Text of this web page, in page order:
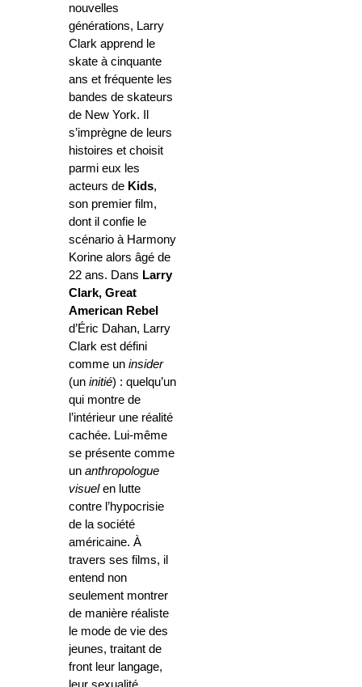
nouvelles
générations, Larry
Clark apprend le
skate à cinquante
ans et fréquente les
bandes de skateurs
de New York. Il
s’imprègne de leurs
histoires et choisit
parmi eux les
acteurs de Kids,
son premier film,
dont il confie le
scénario à Harmony
Korine alors âgé de
22 ans. Dans Larry
Clark, Great
American Rebel
d’Éric Dahan, Larry
Clark est défini
comme un insider
(un initié) : quelqu’un
qui montre de
l’intérieur une réalité
cachée. Lui-même
se présente comme
un anthropologue
visuelen lutte
contre l’hypocrisie
de la société
américaine. À
travers ses films, il
entend non
seulement montrer
de manière réaliste
le mode de vie des
jeunes, traitant de
front leur langage,
leur sexualité,